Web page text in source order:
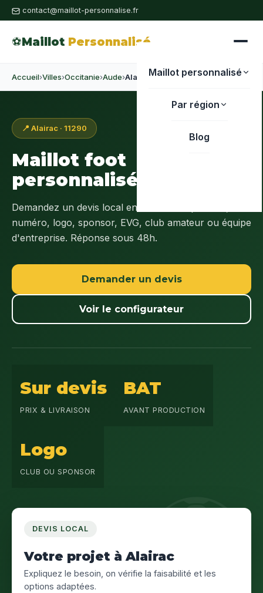
contact@maillot-personnalise.fr
⚽Maillot Personnalisé
Maillot personnalisé
Par région
Blog
Accueil›Villes›Occitanie›Aude›Alairac
📍 Alairac · 11290
Maillot foot
personnalisé à
Demandez un devis local en
numéro, logo, sponsor, EVG, club amateur ou équipe
d'entreprise. Réponse sous 48h.
Demander un devis
Voir le configurateur
Sur devis
PRIX & LIVRAISON
BAT
AVANT PRODUCTION
Logo
CLUB OU SPONSOR
DEVIS LOCAL
Votre projet à Alairac
Expliquez le besoin, on vérifie la faisabilité et les
options adaptées.